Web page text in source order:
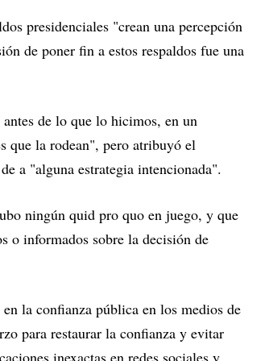
presidenciales "crean una percepción
de poner fin a estos respaldos fue una
de lo que lo hicimos, en un
que la rodean", pero atribuyó el
a "alguna estrategia intencionada".
ningún quid pro quo en juego, y que
o informados sobre la decisión de
la confianza pública en los medios de
para restaurar la confianza y evitar